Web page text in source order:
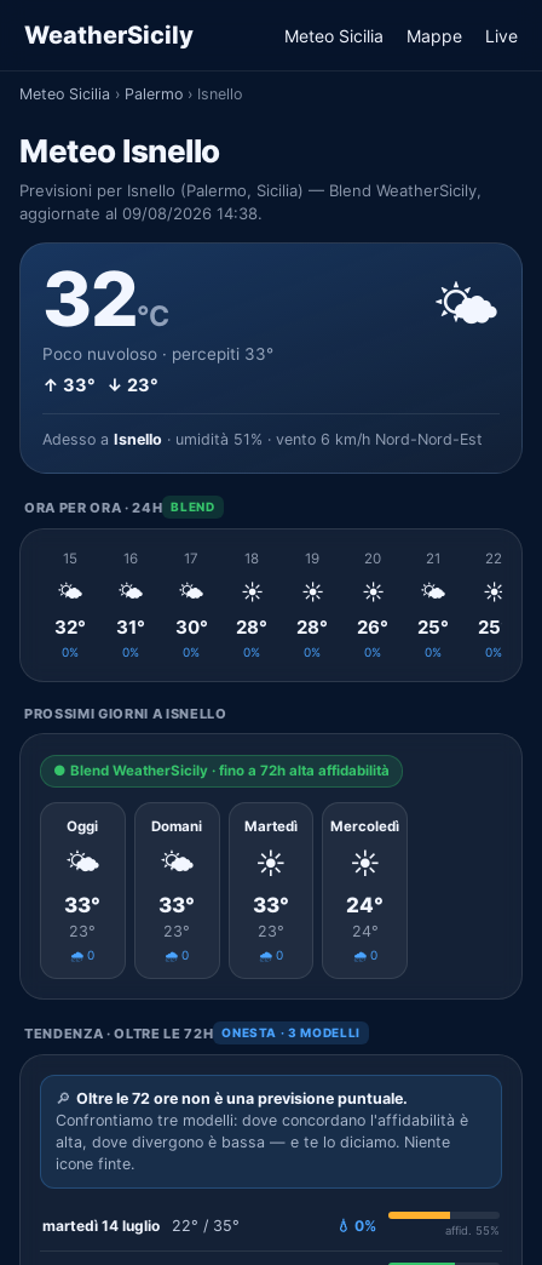
WeatherSicily Meteo Sicilia Mappe Live
Meteo Sicilia › Palermo › Isnello
Meteo Isnello
Previsioni per Isnello (Palermo, Sicilia) — Blend WeatherSicily,
aggiornate al 09/08/2026 14:38.
32°C
Poco nuvoloso · percepiti 33°
↑ 33° ↓ 23°
🌤️
Adesso a Isnello · umidità 51% · vento 6 km/h Nord-Nord-Est
ORA PER ORA · 24H BLEND
15
🌤️
32°
0%
16
🌤️
31°
0%
17
🌤️
30°
0%
18
☀️
28°
0%
19
☀️
28°
0%
20
☀️
26°
0%
21
🌤️
25°
0%
22
☀️
25°
0%
PROSSIMI GIORNI A ISNELLO
● Blend WeatherSicily · fino a 72h alta affidabilità
Oggi
🌤️
33°
23°
🌧️ 0
Domani
🌤️
33°
23°
🌧️ 0
Martedì
☀️
33°
23°
🌧️ 0
Mercoledì
☀️
24°
24°
🌧️ 0
TENDENZA · OLTRE LE 72H ONESTA · 3 MODELLI
🔎 Oltre le 72 ore non è una previsione puntuale.
Confrontiamo tre modelli: dove concordano l'affidabilità è
alta, dove divergono è bassa — e te lo diciamo. Niente
icone finte.
martedì 14 luglio 22° / 35° 💧 0% affid. 55%